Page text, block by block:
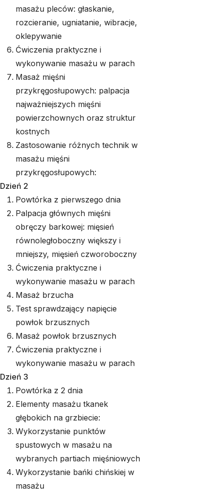
masażu pleców: głaskanie,
rozcieranie, ugniatanie, wibracje,
oklepywanie
Ćwiczenia praktyczne i
wykonywanie masażu w parach
Masaż mięśni
przykręgosłupowych: palpacja
najważniejszych mięśni
powierzchownych oraz struktur
kostnych
Zastosowanie różnych technik w
masażu mięśni
przykręgosłupowych:
Dzień 2
Powtórka z pierwszego dnia
Palpacja głównych mięśni
obręczy barkowej: mięsień
równoległoboczny większy i
mniejszy, mięsień czworoboczny
Ćwiczenia praktyczne i
wykonywanie masażu w parach
Masaż brzucha
Test sprawdzający napięcie
powłok brzusznych
Masaż powłok brzusznych
Ćwiczenia praktyczne i
wykonywanie masażu w parach
Dzień 3
Powtórka z 2 dnia
Elementy masażu tkanek
głębokich na grzbiecie:
Wykorzystanie punktów
spustowych w masażu na
wybranych partiach mięśniowych
Wykorzystanie bańki chińskiej w
masażu